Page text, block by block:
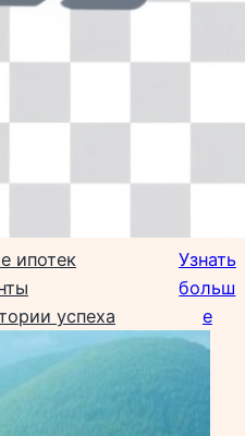
ипотек
успеха
Узнать
больш
е